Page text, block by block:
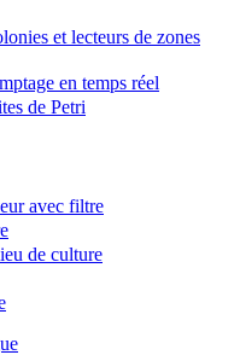
et lecteurs de zones
en temps réel
de Petri
avec filtre
de culture